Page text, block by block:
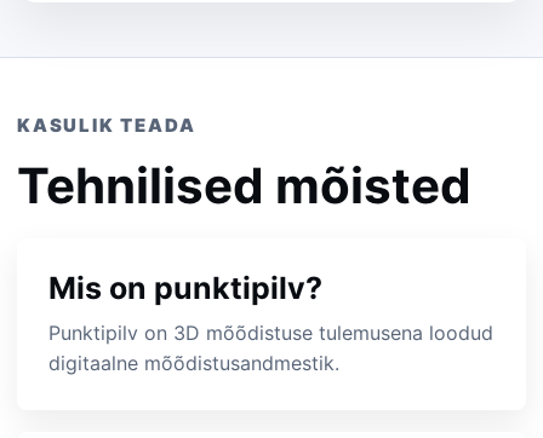
KASULIK TEADA
Tehnilised mõisted
Mis on punktipilv?
Punktipilv on 3D mõõdistuse tulemusena loodud
digitaalne mõõdistusandmestik.